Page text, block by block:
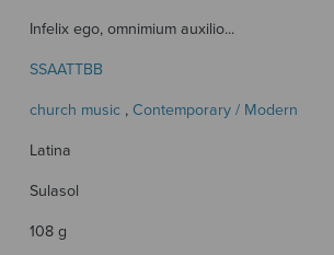
Infelix ego, omnimium auxilio...
SSAATTBB
church music , Contemporary / Modern
Latina
Sulasol
108 g